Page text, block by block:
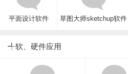
平面设计软件 草图大师sketchup软件
╃软、硬件应用